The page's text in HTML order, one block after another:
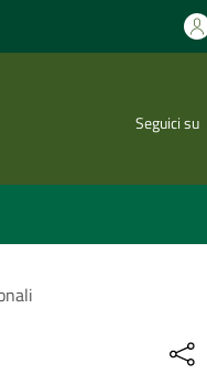
Seguici su